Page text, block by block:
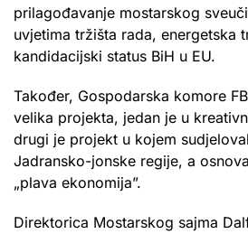
prilagođavanje mostarskog
uvjetima tržišta rada, energetska
kandidacijski status BiH u EU.
Također, Gospodarska komore
velika projekta, jedan je u
drugi je projekt u kojem
Jadransko-jonske regije, a
„plava ekonomija”.
Direktorica Mostarskog sajma